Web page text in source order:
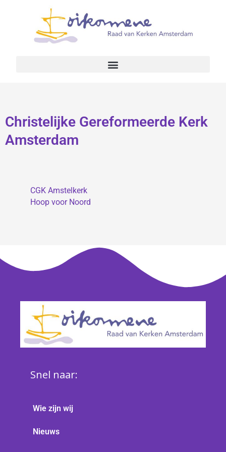
Christelijke Gereformeerde Kerk
Amsterdam
CGK Amstelkerk
Hoop voor Noord
Snel naar:
Wie zijn wij
Nieuws